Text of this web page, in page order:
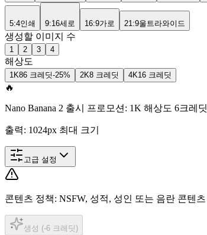
5:4인쇄 9:16세로 16:9가로 21:9울트라와이드
생성할 이미지 수
1 2 3 4
해상도
1K86 크레딧-25% 2K8 크레딧 4K16 크레딧
🔥
Nano Banana 2 출시 프로모션: 1K 해상도 6크레
출력: 1024px 최대 크기
고급 설정
콘텐츠 정책: NSFW, 성적, 성인 또는 음란 콘텐
생성 (-6 크레딧)